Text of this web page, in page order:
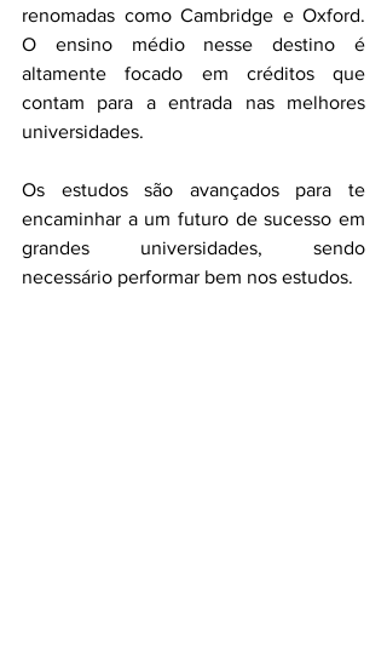
renomadas como Cambridge e Oxford.
O ensino médio nesse destino é
altamente focado em créditos que
contam para a entrada nas melhores
universidades.
Os estudos são avançados para te
encaminhar a um futuro de sucesso em
grandes universidades, sendo
necessário performar bem nos estudos.